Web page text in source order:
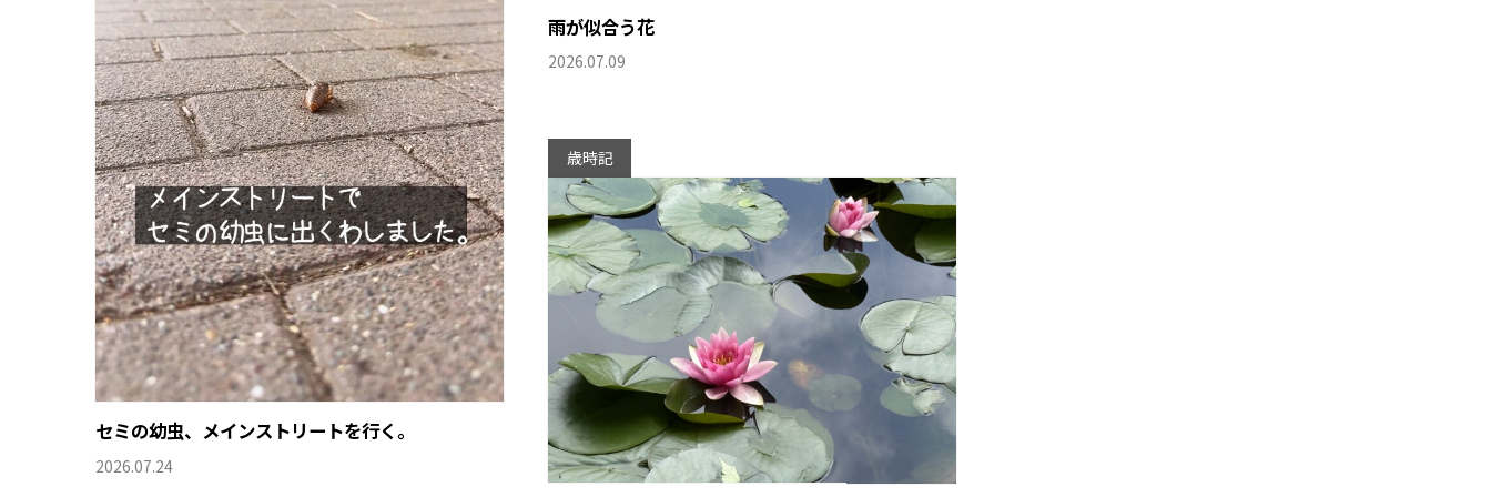
セミの幼虫、メインストリートを行く。
2026.07.24
雨が似合う花
2026.07.09
歳時記